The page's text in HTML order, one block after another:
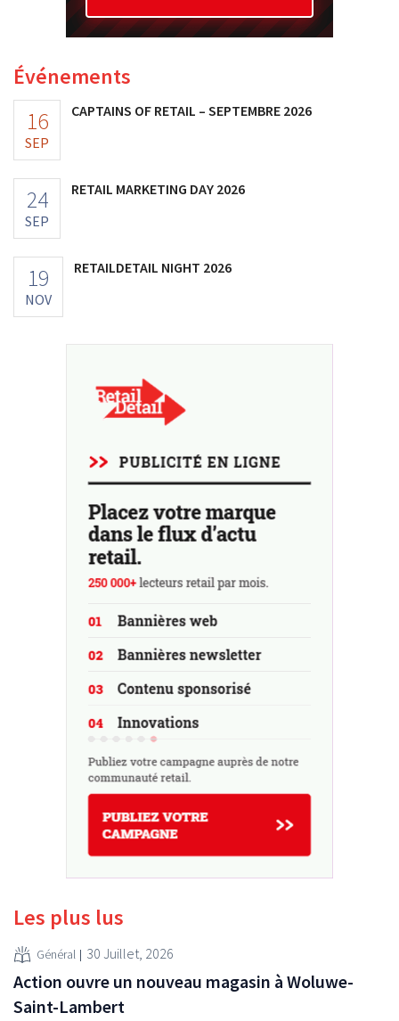
Événements
16
SEP
CAPTAINS OF RETAIL – SEPTEMBRE 2026
24
SEP
RETAIL MARKETING DAY 2026
19
NOV
RETAILDETAIL NIGHT 2026
Les plus lus
Général 30 Juillet, 2026
Action ouvre un nouveau magasin à Woluwe-
Saint-Lambert